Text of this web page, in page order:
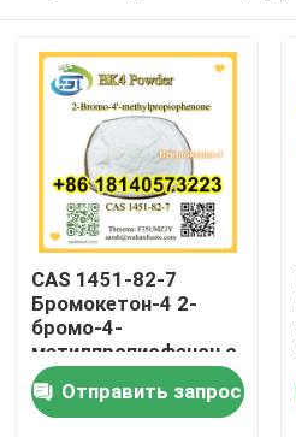
CAS 1451-82-7
Бромокетон-4 2-
бромо-4-
метилпропиофенон с
высокой чистотой
Отправить запрос